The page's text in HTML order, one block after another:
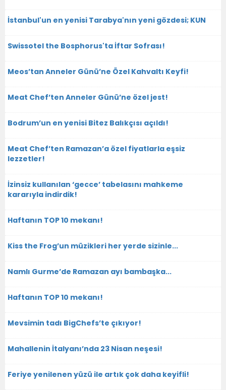
İstanbul'un en yenisi Tarabya'nın yeni gözdesi; KUN
Swissotel the Bosphorus'ta İftar Sofrası!
Meos’tan Anneler Günü’ne Özel Kahvaltı Keyfi!
Meat Chef’ten Anneler Günü’ne özel jest!
Bodrum’un en yenisi Bitez Balıkçısı açıldı!
Meat Chef’ten Ramazan’a özel fiyatlarla eşsiz
lezzetler!
İzinsiz kullanılan ‘gecce’ tabelasını mahkeme
kararıyla indirdik!
Haftanın TOP 10 mekanı!
Kiss the Frog’un müzikleri her yerde sizinle...
Namlı Gurme’de Ramazan ayı bambaşka...
Haftanın TOP 10 mekanı!
Mevsimin tadı BigChefs’te çıkıyor!
Mahallenin İtalyanı’nda 23 Nisan neşesi!
Feriye yenilenen yüzü ile artık çok daha keyifli!